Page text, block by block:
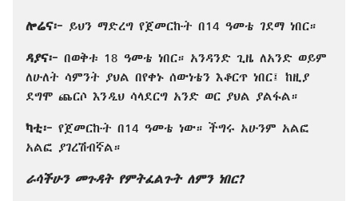
ሎሬና፦ ይህን ማድረግ የጀመርኩት በ14 ዓመቴ ገደማ ነበር።
ዳያና፦ በወቅቱ 18 ዓመቴ ነበር። አንዳንድ ጊዜ ለአንድ ወይም
ለሁለት ሳምንት ያህል በየቀኑ ሰውነቴን እቆርጥ ነበር፤ ከዚያ
ደግሞ ጨርሶ እንዲህ ሳላደርግ አንድ ወር ያህል ያልፋል።
ካቲ፦ የጀመርኩት በ14 ዓመቴ ነው። ችግሩ አሁንም አልፎ
አልፎ ያገረሽብኛል።
ራሳችሁን መጉዳት የምትፈልጉት ለምን ነበር?